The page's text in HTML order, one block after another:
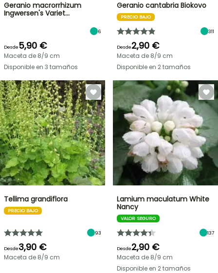
Geranio macrorrhizum
Ingwersen's Variet…
6
Desde5,90 €
Maceta de 8/9 cm
Disponible en 3 tamaños
Geranio cantabria Biokovo
PRECIO BAJO
311
Desde2,90 €
Maceta de 8/9 cm
Disponible en 2 tamaños
Tellima grandiflora
PRECIO BAJO
93
Desde3,90 €
Maceta de 8/9 cm
Lamium maculatum White
Nancy
VALOR SEGURO
137
Desde2,90 €
Maceta de 8/9 cm
Disponible en 2 tamaños